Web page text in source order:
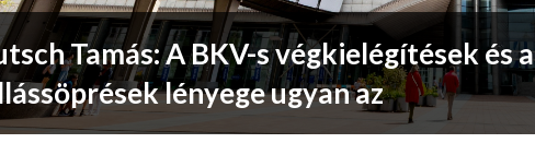
Tamás: A BKV-s végkielégítések és a
lényege ugyan az